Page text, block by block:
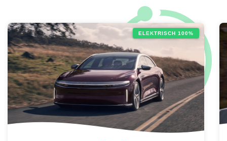
ELEKTRISCH 100%